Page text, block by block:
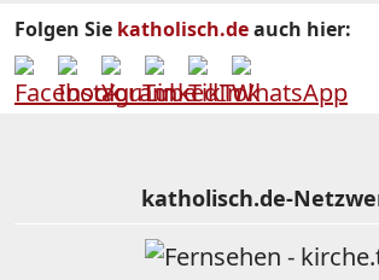
Folgen Sie katholisch.deauch hier:
katholisch.de-